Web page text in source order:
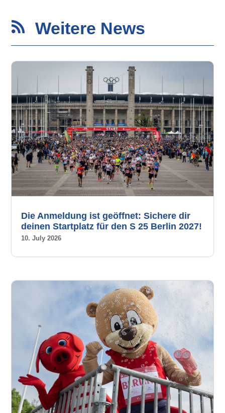
 Weitere News
Die Anmeldung ist geöffnet: Sichere dir
deinen Startplatz für den S 25 Berlin 2027!
10. July 2026